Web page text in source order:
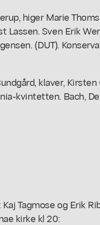
higer Marie
Lassen. Sven Erik
(DUT).
klaver,
kvintetten. Bach,
Tagmose og Erik
kirke kl 20: